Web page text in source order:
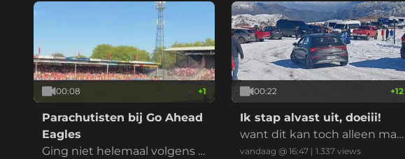
00:08 +1
Parachutisten bij Go Ahead
Eagles
Ging niet helemaal volgens p
00:22 +12
Ik stap alvast uit, doeiii!
want dit kan toch alleen maa
r fout gaan?!
vandaag @ 16:47| 1.337views